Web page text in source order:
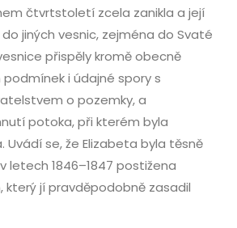
čtvrtstoletí zcela zanikla a její
jiných vesnic, zejména do Svaté
přispěly kromě obecně
i údajné spory s
o pozemky, a
potoka, při kterém byla
Uvádí se, že Elizabeta byla těsně
letech 1846–1847 postižena
který jí pravděpodobně zasadil